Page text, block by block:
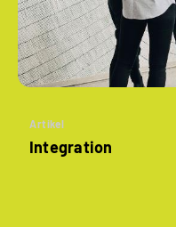
Artikel
Integration